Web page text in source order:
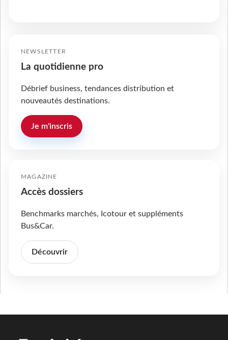
NEWSLETTER
La quotidienne pro
Débrief business, tendances distribution et
nouveautés destinations.
Je m'inscris
MAGAZINE
Accès dossiers
Benchmarks marchés, Icotour et suppléments
Bus&Car.
Découvrir